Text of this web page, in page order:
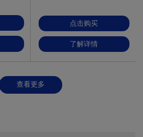
黑字
点击购买
了解详情
查看更多